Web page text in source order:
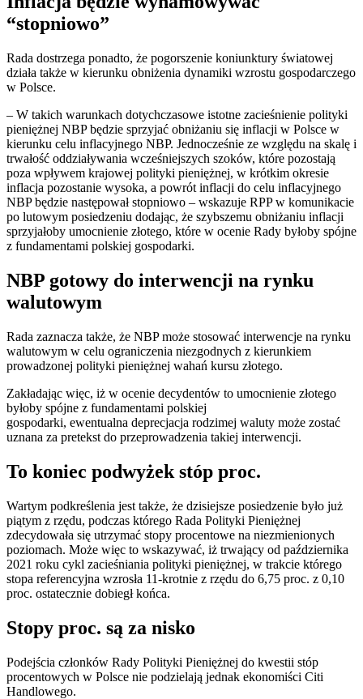
“stopniowo”
Rada dostrzega ponadto, że pogorszenie koniunktury światowej
działa także w kierunku obniżenia dynamiki wzrostu gospodarczego
w Polsce.
– W takich warunkach dotychczasowe istotne zacieśnienie polityki
pieniężnej NBP będzie sprzyjać obniżaniu się inflacji w Polsce w
kierunku celu inflacyjnego NBP. Jednocześnie ze względu na skalę i
trwałość oddziaływania wcześniejszych szoków, które pozostają
poza wpływem krajowej polityki pieniężnej, w krótkim okresie
inflacja pozostanie wysoka, a powrót inflacji do celu inflacyjnego
NBP będzie następował stopniowo – wskazuje RPP w komunikacie
po lutowym posiedzeniu dodając, że szybszemu obniżaniu inflacji
sprzyjałoby umocnienie złotego, które w ocenie Rady byłoby spójne
z fundamentami polskiej gospodarki.
NBP gotowy do interwencji na rynku
walutowym
Rada zaznacza także, że NBP może stosować interwencje na rynku
walutowym w celu ograniczenia niezgodnych z kierunkiem
prowadzonej polityki pieniężnej wahań kursu złotego.
Zakładając więc, iż w ocenie decydentów to umocnienie złotego
byłoby spójne z fundamentami polskiej
gospodarki, ewentualna deprecjacja rodzimej waluty może zostać
uznana za pretekst do przeprowadzenia takiej interwencji.
To koniec podwyżek stóp proc.
Wartym podkreślenia jest także, że dzisiejsze posiedzenie było już
piątym z rzędu, podczas którego Rada Polityki Pieniężnej
zdecydowała się utrzymać stopy procentowe na niezmienionych
poziomach. Może więc to wskazywać, iż trwający od października
2021 roku cykl zacieśniania polityki pieniężnej, w trakcie którego
stopa referencyjna wzrosła 11-krotnie z rzędu do 6,75 proc. z 0,10
proc. ostatecznie dobiegł końca.
Stopy proc. są za nisko
Podejścia członków Rady Polityki Pieniężnej do kwestii stóp
procentowych w Polsce nie podzielają jednak ekonomiści Citi
Handlowego.